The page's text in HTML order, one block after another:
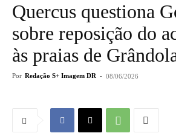
Quercus questiona
sobre reposição do
às praias de
Por Redação S+ Imagem DR - 08/06/2026